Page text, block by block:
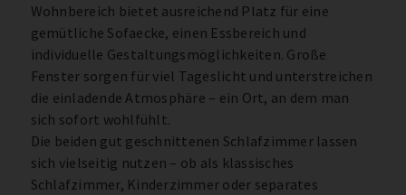
Wohnbereich bietet ausreichend Platz für eine
gemütliche Sofaecke, einen Essbereich und
individuelle Gestaltungsmöglichkeiten. Große
Fenster sorgen für viel Tageslicht und unterstreichen
die einladende Atmosphäre – ein Ort, an dem man
sich sofort wohlfühlt.
Die beiden gut geschnittenen Schlafzimmer lassen
sich vielseitig nutzen – ob als klassisches
Schlafzimmer, Kinderzimmer oder separates